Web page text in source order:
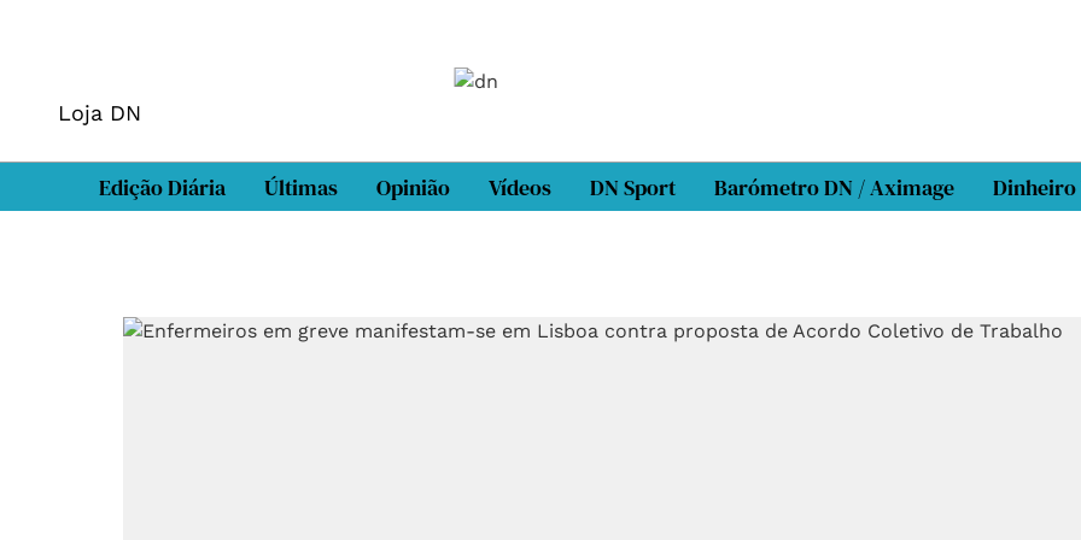
Loja DN
Edição Diária Últimas Opinião Vídeos DN Sport Barómetro DN / Aximage Dinheiro